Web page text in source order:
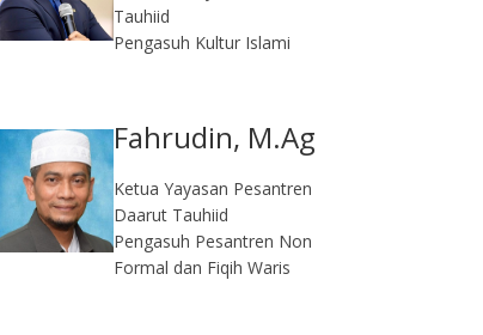
Tauhiid
Pengasuh Kultur Islami
Fahrudin, M.Ag​
Ketua Yayasan Pesantren
Daarut Tauhiid
Pengasuh Pesantren Non
Formal dan Fiqih Waris